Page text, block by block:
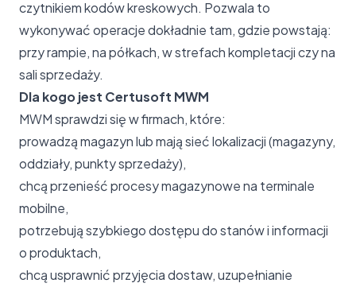
czytnikiem kodów kreskowych. Pozwala to
wykonywać operacje dokładnie tam, gdzie powstają:
przy rampie, na półkach, w strefach kompletacji czy na
sali sprzedaży.
Dla kogo jest Certusoft MWM
MWM sprawdzi się w firmach, które:
prowadzą magazyn lub mają sieć lokalizacji (magazyny,
oddziały, punkty sprzedaży),
chcą przenieść procesy magazynowe na terminale
mobilne,
potrzebują szybkiego dostępu do stanów i informacji
o produktach,
chcą usprawnić przyjęcia dostaw, uzupełnianie